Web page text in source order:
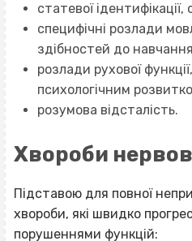
статевої
специфічні розлади
здібностей до
розлади рухової
психологічним
розумова відсталість.
Хвороби
Підставою для повної
хвороби, які швидко
порушеннями функцій: